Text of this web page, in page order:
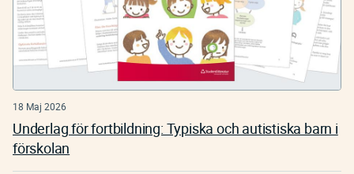
18 Maj 2026
Underlag för fortbildning: Typiska och autistiska barn i
förskolan